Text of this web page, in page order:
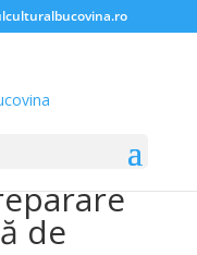
de